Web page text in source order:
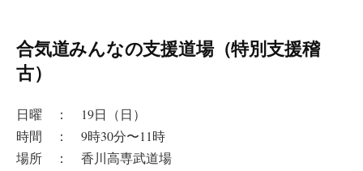
合気道みんなの支援道場（特別支援稽
古）
日曜 ： 19日（日）
時間 ： 9時30分〜11時
場所 ： 香川高専武道場